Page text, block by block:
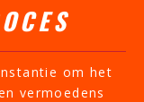
om het
vermoedens